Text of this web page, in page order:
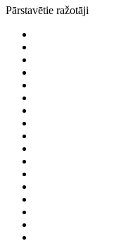
Pārstavētie ražotāji